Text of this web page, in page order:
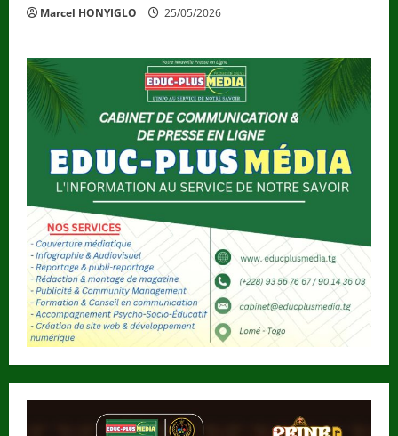
Marcel HONYIGLO 25/05/2026